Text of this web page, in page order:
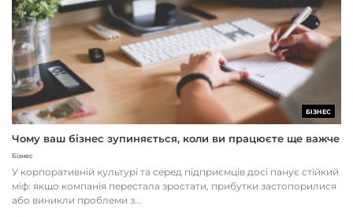
БІЗНЕС
Чому ваш бізнес зупиняється, коли ви працюєте ще важче
Бізнес
У корпоративній культурі та серед підприємців досі панує стійкий
міф: якщо компанія перестала зростати, прибутки застопорилися
або виникли проблеми з...